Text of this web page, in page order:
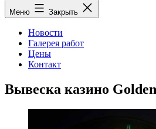
Меню Закрыть
Новости
Галерея работ
Цены
Контакт
Вывеска казино